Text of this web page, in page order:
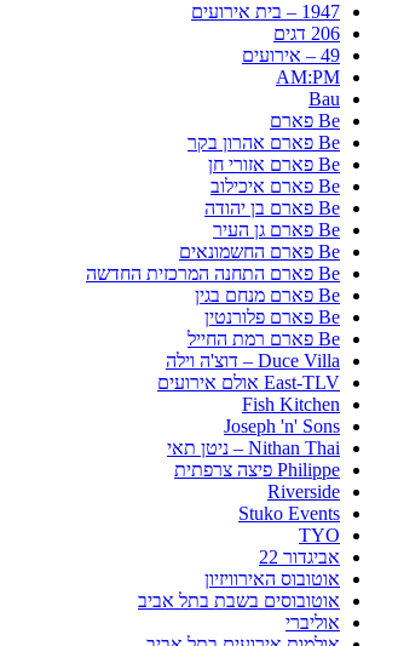
1947 – בית אירועים
206 דגים
49 – אירועים
AM:PM
Bau
Be פארם
Be פארם אהרון בקר
Be פארם אזורי חן
Be פארם איכילוב
Be פארם בן יהודה
Be פארם גן העיר
Be פארם החשמונאים
Be פארם התחנה המרכזית החדשה
Be פארם מנחם בגין
Be פארם פלורנטין
Be פארם רמת החייל
Duce Villa – דוצ'ה וילה
East-TLV אולם אירועים
Fish Kitchen
Joseph 'n' Sons
Nithan Thai – ניטן תאי
Philippe פיצה צרפתית
Riverside
Stuko Events
TYO
אביגדור 22
אוטובוס האירוויזיון
אוטובוסים בשבת בתל אביב
אוליברי